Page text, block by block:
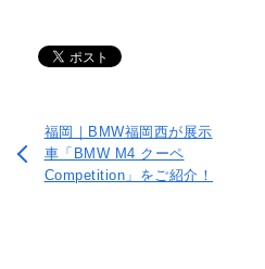
福岡｜BMW福岡西が展示
車「BMW M4 クーペ
Competition」をご紹介！